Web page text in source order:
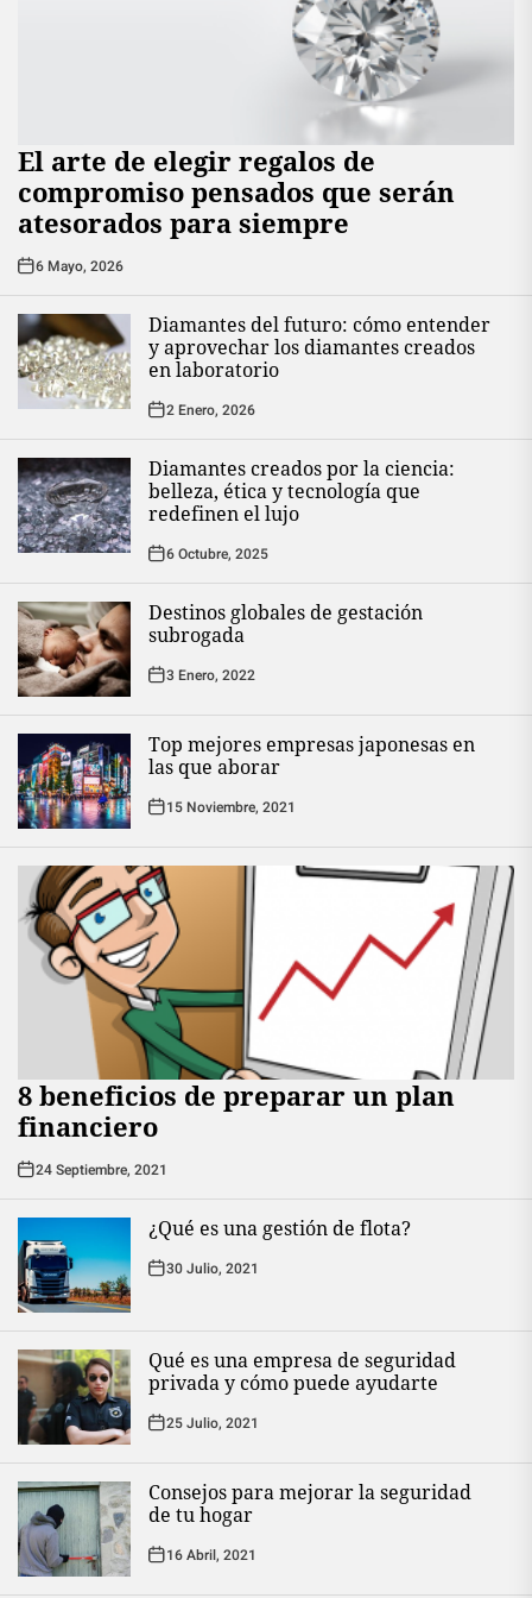
El arte de elegir regalos de
compromiso pensados que serán
atesorados para siempre
6 Mayo, 2026
Diamantes del futuro: cómo entender
y aprovechar los diamantes creados
en laboratorio
2 Enero, 2026
Diamantes creados por la ciencia:
belleza, ética y tecnología que
redefinen el lujo
6 Octubre, 2025
Destinos globales de gestación
subrogada
3 Enero, 2022
Top mejores empresas japonesas en
las que aborar
15 Noviembre, 2021
8 beneficios de preparar un plan
financiero
24 Septiembre, 2021
¿Qué es una gestión de flota?
30 Julio, 2021
Qué es una empresa de seguridad
privada y cómo puede ayudarte
25 Julio, 2021
Consejos para mejorar la seguridad
de tu hogar
16 Abril, 2021